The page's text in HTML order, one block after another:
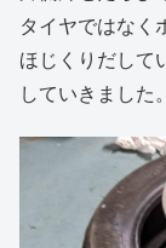
タイヤではなく
ほじくりだして
していきました。